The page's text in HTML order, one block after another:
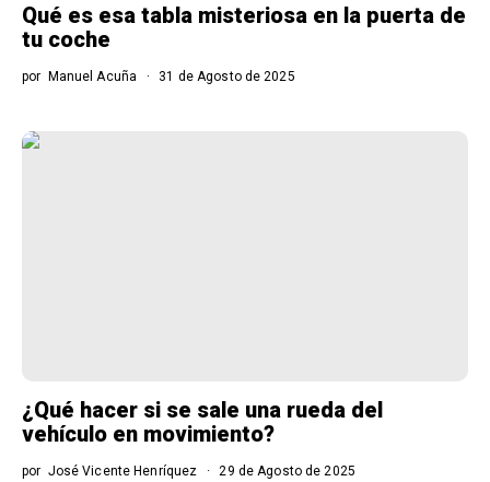
Qué es esa tabla misteriosa en la puerta de
tu coche
por Manuel Acuña 31 de Agosto de 2025
¿Qué hacer si se sale una rueda del
vehículo en movimiento?
por José Vicente Henríquez 29 de Agosto de 2025